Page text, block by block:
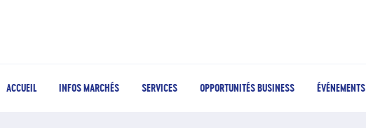
ACCUEIL INFOS MARCHÉS SERVICES OPPORTUNITÉS BUSINESS ÉVÉNEMENTS